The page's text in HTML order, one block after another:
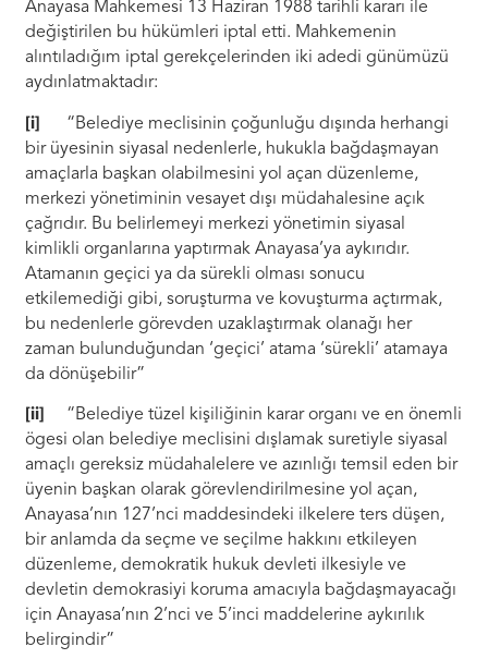
Anayasa Mahkemesi 13 Haziran 1988 tarihli kararı ile
değiştirilen bu hükümleri iptal etti. Mahkemenin
alıntıladığım iptal gerekçelerinden iki adedi günümüzü
aydınlatmaktadır:
[i]
“Belediye meclisinin çoğunluğu dışında herhangi
bir üyesinin siyasal nedenlerle, hukukla bağdaşmayan
amaçlarla başkan olabilmesini yol açan düzenleme,
merkezi yönetiminin vesayet dışı müdahalesine açık
çağrıdır. Bu belirlemeyi merkezi yönetimin siyasal
kimlikli organlarına yaptırmak Anayasa’ya aykırıdır.
Atamanın geçici ya da sürekli olması sonucu
etkilemediği gibi, soruşturma ve kovuşturma açtırmak,
bu nedenlerle görevden uzaklaştırmak olanağı her
zaman bulunduğundan ‘geçici’ atama ‘sürekli’ atamaya
da dönüşebilir”
[ii]
“Belediye tüzel kişiliğinin karar organı ve en önemli
ögesi olan belediye meclisini dışlamak suretiyle siyasal
amaçlı gereksiz müdahalelere ve azınlığı temsil eden bir
üyenin başkan olarak görevlendirilmesine yol açan,
Anayasa’nın 127’nci maddesindeki ilkelere ters düşen,
bir anlamda da seçme ve seçilme hakkını etkileyen
düzenleme, demokratik hukuk devleti ilkesiyle ve
devletin demokrasiyi koruma amacıyla bağdaşmayacağı
için Anayasa’nın 2’nci ve 5’inci maddelerine aykırılık
belirgindir”